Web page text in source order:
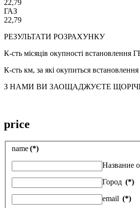
22,79
ГАЗ
22,79
РЕЗУЛЬТАТИ РОЗРАХУНКУ
К-сть місяців окупності встановлення
К-сть км, за які окупиться
З НАМИ ВИ ЗАОЩАДЖУЄТЕ
price
name(*)
Название
Город (*)
email (*)